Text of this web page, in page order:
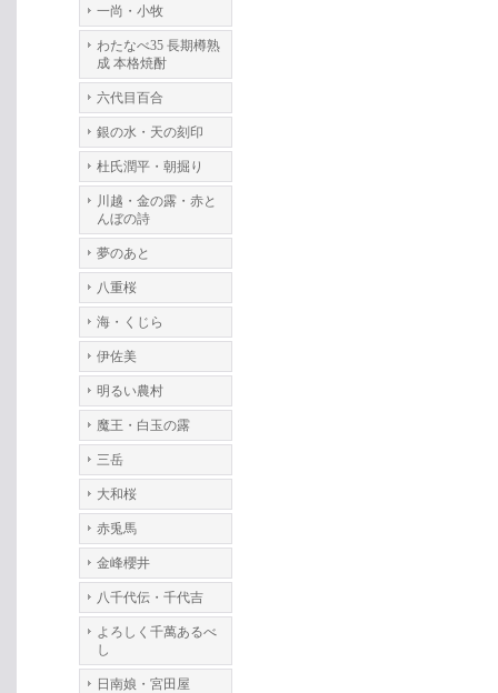
一尚・小牧
わたなべ35 長期樽熟
成 本格焼酎
六代目百合
銀の水・天の刻印
杜氏潤平・朝掘り
川越・金の露・赤と
んぼの詩
夢のあと
八重桜
海・くじら
伊佐美
明るい農村
魔王・白玉の露
三岳
大和桜
赤兎馬
金峰櫻井
八千代伝・千代吉
よろしく千萬あるべ
し
日南娘・宮田屋